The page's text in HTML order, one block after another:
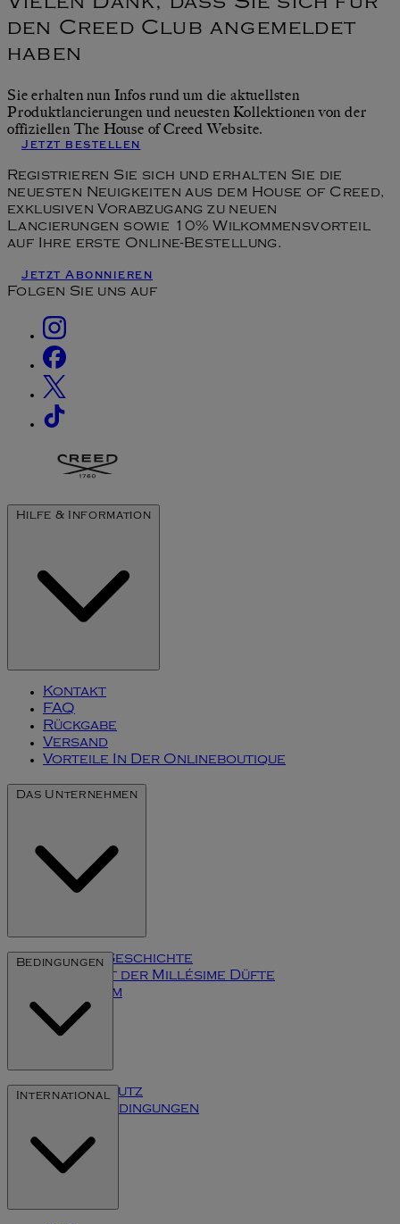
den Creed Club angemeldet
haben
Sie erhalten nun Infos rund um die aktuellsten
Produktlancierungen und neuesten Kollektionen von der
offiziellen The House of Creed Website.
Jetzt bestellen
Registrieren Sie sich und erhalten Sie die
neuesten Neuigkeiten aus dem House of Creed,
exklusiven Vorabzugang zu neuen
Lancierungen sowie 10% Wilkommensvorteil
auf Ihre erste Online-Bestellung.
Jetzt Abonnieren
Folgen Sie uns auf
Hilfe & Information
Kontakt
FAQ
Rückgabe
Versand
Vorteile In Der Onlineboutique
Das Unternehmen
Unsere Geschichte
Die Kunst der Millésime Düfte
Impressum
Bedingungen
Datenschutz
Inhaltsbedingungen
Klarna
International